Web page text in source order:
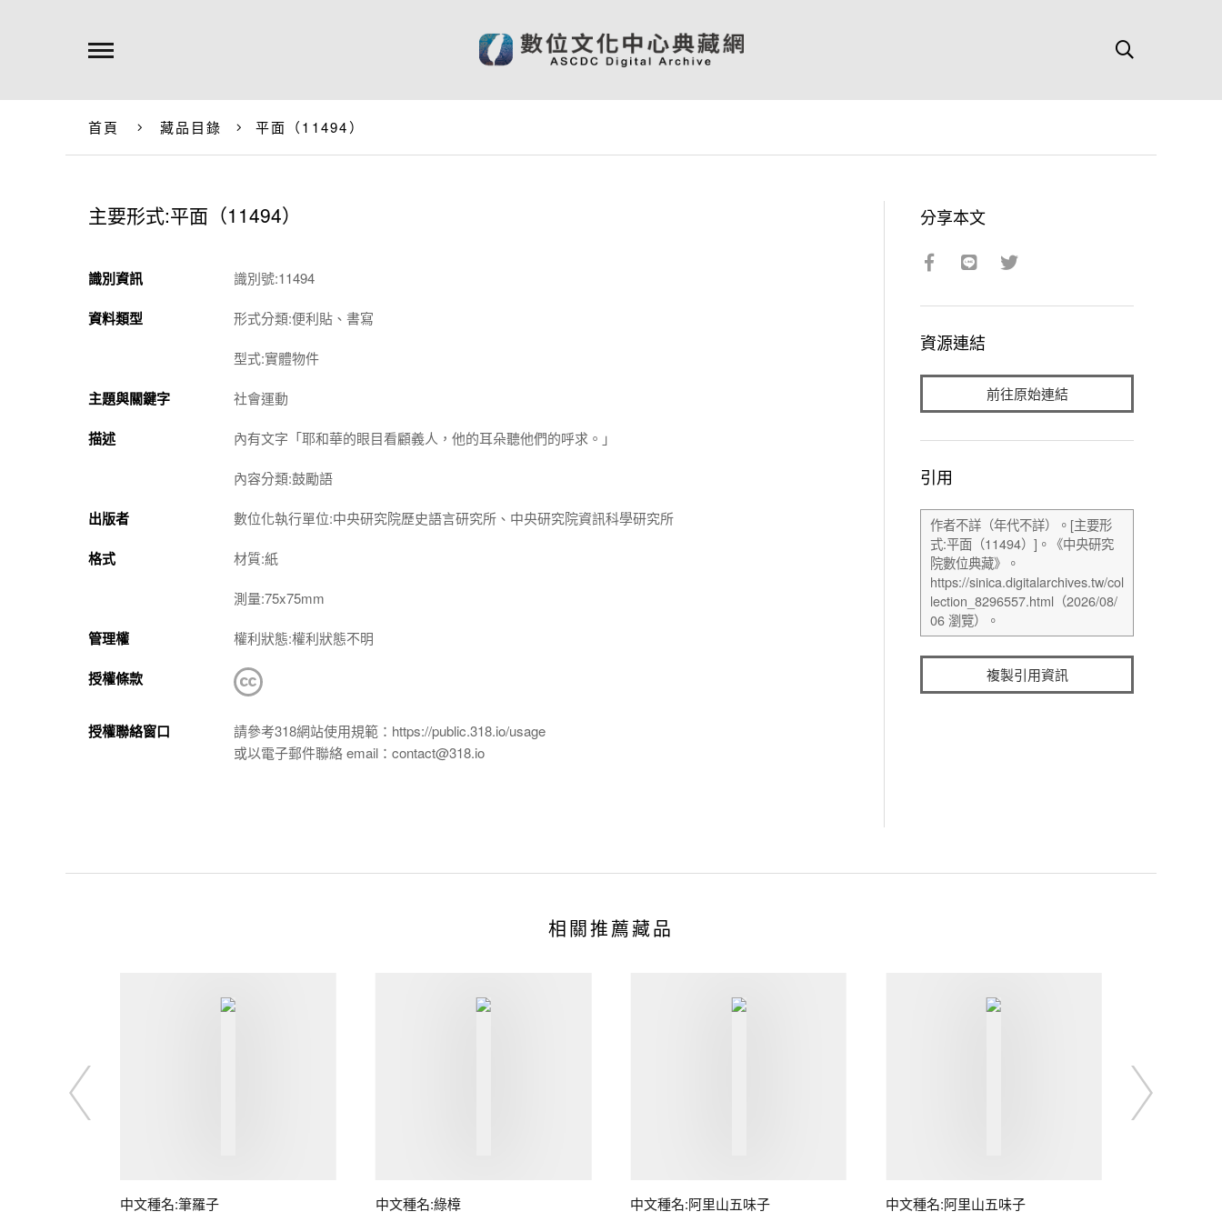
首頁 藏品目錄 平面（11494）
主要形式:平面（11494）
識別資訊 識別號:11494
資料類型 形式分類:便利貼、書寫
型式:實體物件
主題與關鍵字 社會運動
描述 內有文字「耶和華的眼目看顧義人，他的耳朵聽他們的呼求。」
內容分類:鼓勵語
出版者 數位化執行單位:中央研究院歷史語言研究所、中央研究院資訊科學研究所
格式 材質:紙
測量:75x75mm
管理權 權利狀態:權利狀態不明
授權條款
授權聯絡窗口
請參考318網站使用規範：https://public.318.io/usage
或以電子郵件聯絡 email：contact@318.io
分享本文
資源連結
前往原始連結
引用
複製引用資訊
相關推薦藏品
中文種名:筆羅子 中文種名:綠樟 中文種名:阿里山五味子 中文種名:阿里山五味子